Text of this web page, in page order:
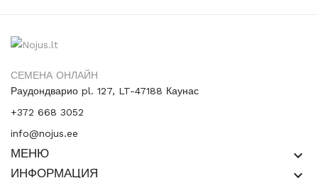
СЕМЕНА ОНЛАЙН
Раудондварио pl. 127, LT-47188 Каунас
+372 668 3052
info@nojus.ee
МЕНЮ keyboard_arrow_down
ИНФОРМАЦИЯ